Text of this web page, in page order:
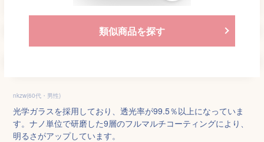
類似商品を探す
nkzw(60代・男性)
光学ガラスを採用しており、透光率が99.5％以上になっていま
す。ナノ単位で研磨した9層のフルマルチコーティングにより、
明るさがアップしています。